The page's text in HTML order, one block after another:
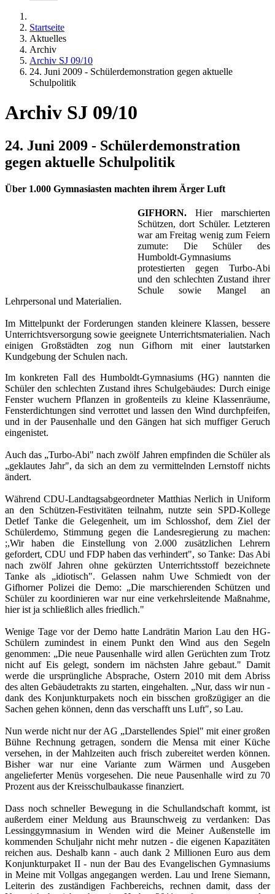
Startseite
Aktuelles
Archiv
Archiv SJ 09/10
24. Juni 2009 - Schülerdemonstration gegen aktuelle
Schulpolitik
Archiv SJ 09/10
24. Juni 2009 - Schülerdemonstration
gegen aktuelle Schulpolitik
Über 1.000 Gymnasiasten machten ihrem Ärger Luft
GIFHORN. Hier marschierten
Schützen, dort Schüler. Letzteren
war am Freitag wenig zum Feiern
zumute: Die Schüler des
Humboldt-Gymnasiums
protestierten gegen Turbo-Abi
und den schlechten Zustand ihrer
Schule sowie Mangel an
Lehrpersonal und Materialien.
Im Mittelpunkt der Forderungen standen kleinere Klassen, bessere
Unterrichtsversorgung sowie geeignete Unterrichtsmaterialien. Nach
einigen Großstädten zog nun Gifhorn mit einer lautstarken
Kundgebung der Schulen nach.
Im konkreten Fall des Humboldt-Gymnasiums (HG) nannten die
Schüler den schlechten Zustand ihres Schulgebäudes: Durch einige
Fenster wuchern Pflanzen in großenteils zu kleine Klassenräume,
Fensterdichtungen sind verrottet und lassen den Wind durchpfeifen,
und in der Pausenhalle und den Gängen hat sich muffiger Geruch
eingenistet.
Auch das „Turbo-Abi" nach zwölf Jahren empfinden die Schüler als
„geklautes Jahr", da sich an dem zu vermittelnden Lernstoff nichts
ändert.
Während CDU-Landtagsabgeordneter Matthias Nerlich in Uniform
an den Schützen-Festivitäten teilnahm, nutzte sein SPD-Kollege
Detlef Tanke die Gelegenheit, um im Schlosshof, dem Ziel der
Schülerdemo, Stimmung gegen die Landesregierung zu machen:
;,Wir haben die Einstellung von 2.000 zusätzlichen Lehrern
gefordert, CDU und FDP haben das verhindert", so Tanke: Das Abi
nach zwölf Jahren ohne gekürzten Unterrichtsstoff bezeichnete
Tanke als „idiotisch". Gelassen nahm Uwe Schmiedt von der
Gifhorner Polizei die Demo: „Die marschierenden Schützen und
Schüler zu koordinieren war nur eine verkehrsleitende Maßnahme,
hier ist ja schließlich alles friedlich."
Wenige Tage vor der Demo hatte Landrätin Marion Lau den HG-
Schülern zumindest in einem Punkt den Wind aus den Segeln
genommen: „Die neue Pausenhalle wird allen Gerüchten zum Trotz
nicht auf Eis gelegt, sondern im nächsten Jahre gebaut." Damit
werde die ursprüngliche Absprache, Ostern 2010 mit dem Abriss
des alten Gebäudetrakts zu starten, eingehalten. „Nur, dass wir nun -
dank des Konjunkturpakets noch ein bisschen großzügiger an die
Sachen gehen können, denn das verschafft uns Luft", so Lau.
Nun werde nicht nur der AG „Darstellendes Spiel" mit einer großen
Bühne Rechnung getragen, sondern die Mensa mit einer Küche
versehen, in der Mahlzeiten auch frisch zubereitet werden können.
Bisher war nur eine Variante zum Wärmen und Ausgeben
angelieferter Menüs vorgesehen. Die neue Pausenhalle wird zu 70
Prozent aus der Kreisschulbaukasse finanziert.
Dass noch schneller Bewegung in die Schullandschaft kommt, ist
außerdem einer Meldung aus Braunschweig zu verdanken: Das
Lessinggymnasium in Wenden wird die Meiner Außenstelle im
kommenden Schuljahr nicht mehr nutzen - die eigenen Kapazitäten
reichen aus. Deshalb kann - auch dank 2 Millionen Euro aus dem
Konjunkturpaket II - nun der Bau des Evangelischen Gymnasiums
in Meine mit Vollgas angegangen werden. Lau und Irene Siemann,
Leiterin des zuständigen Fachbereichs, rechnen damit, dass der